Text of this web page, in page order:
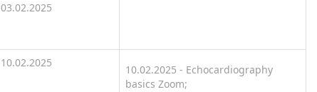
03.02.2025
10.02.2025
10.02.2025 - Echocardiography
basics Zoom;